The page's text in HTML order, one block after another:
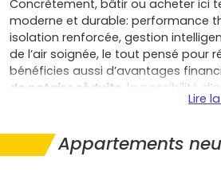
Concrètement, bâtir ou acheter ici
moderne et durable: performance
isolation renforcée, gestion
de l’air soignée, le tout pensé pour
bénéficies aussi d’avantages
de notaire réduits , la possibilité
résidence principale (sous
leviers allègent clairement le
sérénité, les garanties
Lire
Appartements